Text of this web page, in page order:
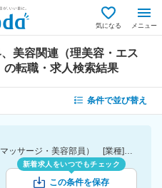
気になる メニュー
美容関連（理美容・エス
の転職・求人検索結果
条件で並び替え
[職種]美容関連（理美容・エステ・マッサージ・美容部員） [業種]メーカー（機械・電気）業界
新着求人をいつでもチェック
この条件を保存